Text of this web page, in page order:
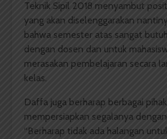
Teknik Sipil 2018 menyambut
yang akan diselenggarakan
bahwa semester atas sangat
dengan dosen dan untuk
merasakan pembelajaran secara
kelas.
Daffa juga berharap berbagai
mempersiapkan segalanya
“Berharap tidak ada halangan